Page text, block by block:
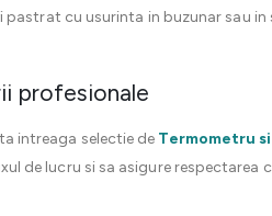
cu usurinta in buzunar sau
profesionale
intreaga selectie de Termometru
de lucru si sa asigure